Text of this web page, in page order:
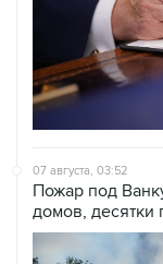
07 августа, 03:52
Пожар под
домов,